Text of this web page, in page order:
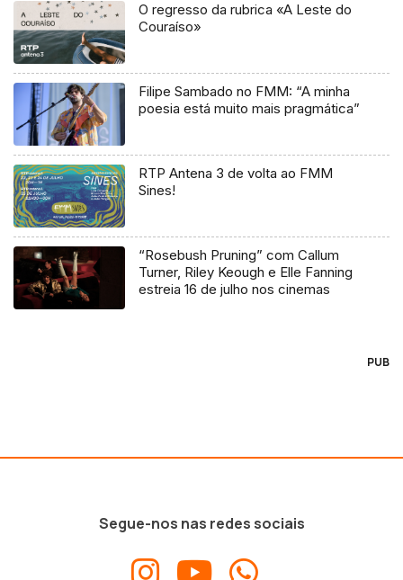
O regresso da rubrica «A Leste do
Couraíso»
Filipe Sambado no FMM: “A minha
poesia está muito mais pragmática”
RTP Antena 3 de volta ao FMM
Sines!
“Rosebush Pruning” com Callum
Turner, Riley Keough e Elle Fanning
estreia 16 de julho nos cinemas
PUB
Segue-nos nas redes sociais